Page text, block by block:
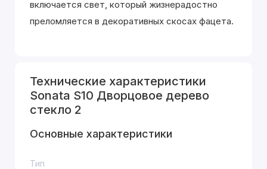
включается свет, который жизнерадостно
преломляется в декоративных скосах фацета.
Технические характеристики
Sonata S10 Дворцовое дерево
стекло 2
Основные характеристики
Тип